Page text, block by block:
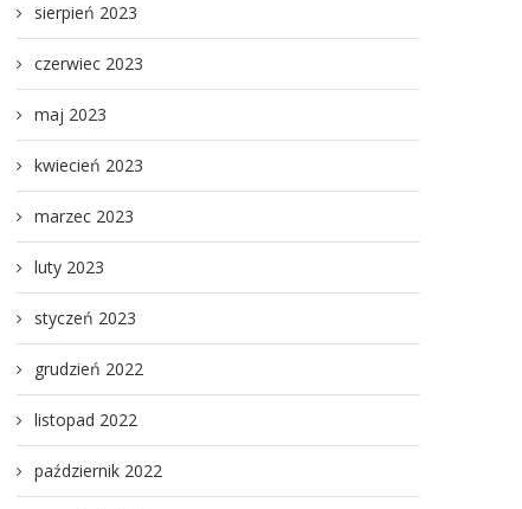
sierpień 2023
czerwiec 2023
maj 2023
kwiecień 2023
marzec 2023
luty 2023
styczeń 2023
grudzień 2022
listopad 2022
październik 2022